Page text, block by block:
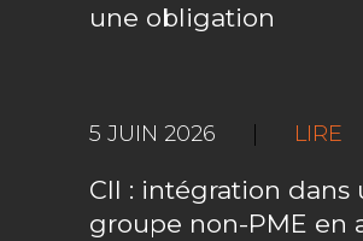
une obligation
5 JUIN 2026 LIRE
CII : intégration dans
groupe non-PME en